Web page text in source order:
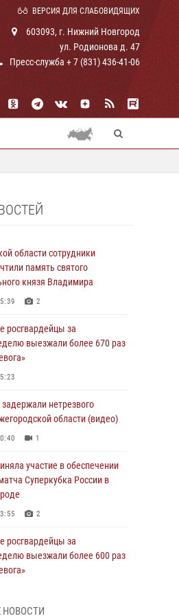
ВЕРСИЯ ДЛЯ СЛАБОВИДЯЩИХ
603093, г. Нижний Новгород
ул. Родионова д. 47
Пресс-служба + 7 (831) 436-41-06
области сотрудники
память святого
князя Владимира
2
росгвардейцы за
выезжали более 670 раз
нетрезвого
области (видео)
1
участие в обеспечении
Суперкубка России в
2
росгвардейцы за
выезжали более 600 раз
НОВОСТИ